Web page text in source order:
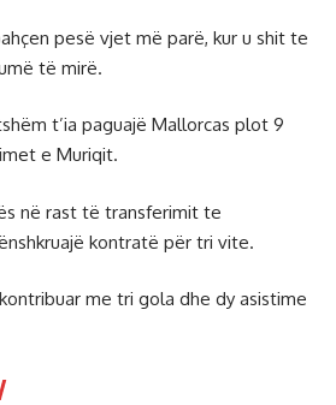
pesë vjet më parë, kur u shit te
të mirë.
t’ia paguajë Mallorcas plot 9
e Muriqit.
në rast të transferimit te
kontratë për tri vite.
me tri gola dhe dy asistime